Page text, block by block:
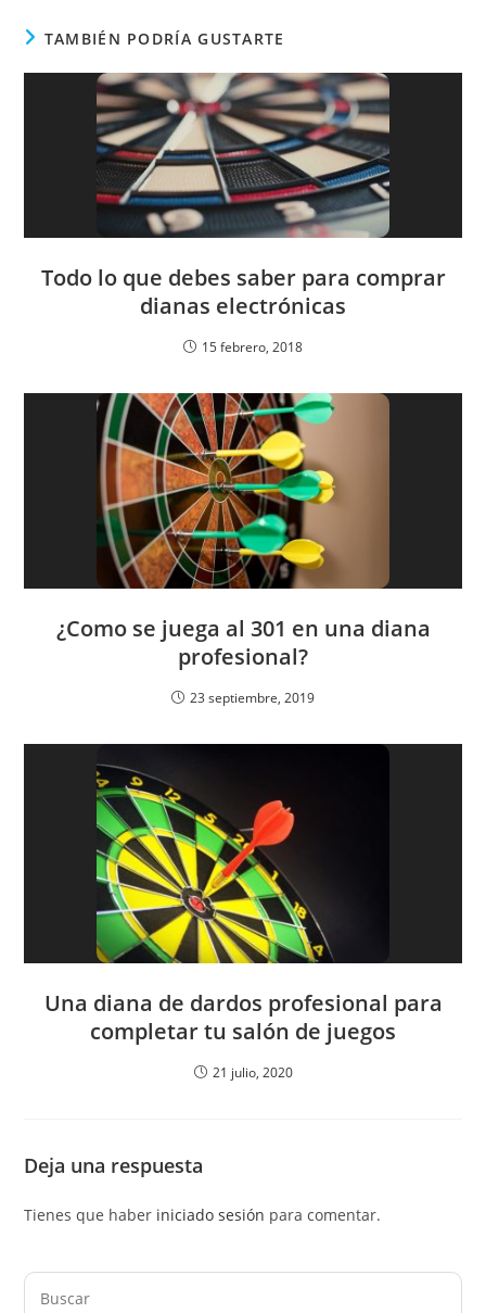
TAMBIÉN PODRÍA GUSTARTE
Todo lo que debes saber para comprar
dianas electrónicas
15 febrero, 2018
¿Como se juega al 301 en una diana
profesional?
23 septiembre, 2019
Una diana de dardos profesional para
completar tu salón de juegos
21 julio, 2020
Deja una respuesta
Tienes que haber iniciado sesión para comentar.